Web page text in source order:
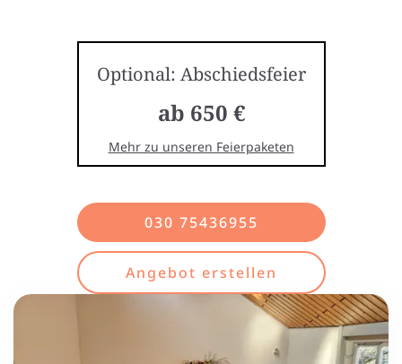
Optional: Abschiedsfeier
ab 650 €
Mehr zu unseren Feierpaketen
030 75436955
Angebot erstellen